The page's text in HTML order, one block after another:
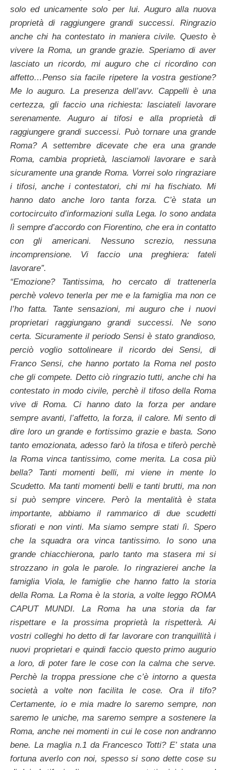
solo ed unicamente solo per lui. Auguro alla nuova
proprietà di raggiungere grandi successi. Ringrazio
anche chi ha contestato in maniera civile. Questo è
vivere la Roma, un grande grazie. Speriamo di aver
lasciato un ricordo, mi auguro che ci ricordino con
affetto…Penso sia facile ripetere la vostra gestione?
Me lo auguro. La presenza dell’avv. Cappelli è una
certezza, gli faccio una richiesta: lasciateli lavorare
serenamente. Auguro ai tifosi e alla proprietà di
raggiungere grandi successi. Può tornare una grande
Roma? A settembre dicevate che era una grande
Roma, cambia proprietà, lasciamoli lavorare e sarà
sicuramente una grande Roma. Vorrei solo ringraziare
i tifosi, anche i contestatori, chi mi ha fischiato. Mi
hanno dato anche loro tanta forza. C’è stata un
cortocircuito d’informazioni sulla Lega. Io sono andata
lì sempre d’accordo con Fiorentino, che era in contatto
con gli americani. Nessuno screzio, nessuna
incomprensione. Vi faccio una preghiera: fateli
lavorare”.
“Emozione? Tantissima, ho cercato di trattenerla
perchè volevo tenerla per me e la famiglia ma non ce
l’ho fatta. Tante sensazioni, mi auguro che i nuovi
proprietari raggiungano grandi successi. Ne sono
certa. Sicuramente il periodo Sensi è stato grandioso,
perciò voglio sottolineare il ricordo dei Sensi, di
Franco Sensi, che hanno portato la Roma nel posto
che gli compete. Detto ciò ringrazio tutti, anche chi ha
contestato in modo civile, perchè il tifoso della Roma
vive di Roma. Ci hanno dato la forza per andare
sempre avanti, l’affetto, la forza, il calore. Mi sento di
dire loro un grande e fortissimo grazie e basta. Sono
tanto emozionata, adesso farò la tifosa e tiferò perchè
la Roma vinca tantissimo, come merita. La cosa più
bella? Tanti momenti belli, mi viene in mente lo
Scudetto. Ma tanti momenti belli e tanti brutti, ma non
si può sempre vincere. Però la mentalità è stata
importante, abbiamo il rammarico di due scudetti
sfiorati e non vinti. Ma siamo sempre stati lì. Spero
che la squadra ora vinca tantissimo. Io sono una
grande chiacchierona, parlo tanto ma stasera mi si
strozzano in gola le parole. Io ringrazierei anche la
famiglia Viola, le famiglie che hanno fatto la storia
della Roma. La Roma è la storia, a volte leggo ROMA
CAPUT MUNDI. La Roma ha una storia da far
rispettare e la prossima proprietà la rispetterà. Ai
vostri colleghi ho detto di far lavorare con tranquillità i
nuovi proprietari e quindi faccio questo primo augurio
a loro, di poter fare le cose con la calma che serve.
Perchè la troppa pressione che c’è intorno a questa
società a volte non facilita le cose. Ora il tifo?
Certamente, io e mia madre lo saremo sempre, non
saremo le uniche, ma saremo sempre a sostenere la
Roma, anche nei momenti in cui le cose non andranno
bene. La maglia n.1 da Francesco Totti? E’ stata una
fortuna averlo con noi, spesso si sono dette cose su